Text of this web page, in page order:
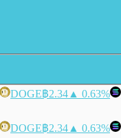
DOGE฿2.34 ▲ 0.63%
DOGE฿2.34 ▲ 0.63%